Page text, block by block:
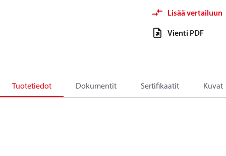
Lisää vertailuun
Vienti PDF
Tuotetiedot Dokumentit Sertifikaatit Kuvat